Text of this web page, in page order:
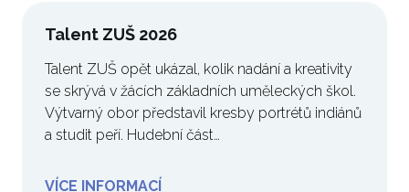
Talent ZUŠ 2026
Talent ZUŠ opět ukázal, kolik nadání a kreativity
se skrývá v žácích základních uměleckých škol.
Výtvarný obor představil kresby portrétů indiánů
a studit peří. Hudební část…
VÍCE INFORMACÍ